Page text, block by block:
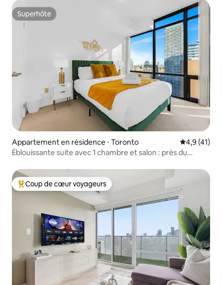
Superhôte
Superhôte
Appartement en résidence ⋅ Toronto Évaluation
4,9 (41)
Éblouissante suite avec 1 chambre et salon : près du
Coups de cœur voyageurs les plus appréciés
Coup de cœur voyageurs